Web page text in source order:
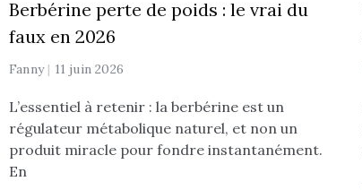
Berbérine perte de poids : le vrai du
faux en 2026
Fanny 11 juin 2026
L’essentiel à retenir : la berbérine est un
régulateur métabolique naturel, et non un
produit miracle pour fondre instantanément.
En